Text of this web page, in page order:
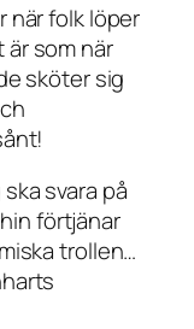
när folk löper
som när
sköter sig
svara på
förtjänar
trollen…